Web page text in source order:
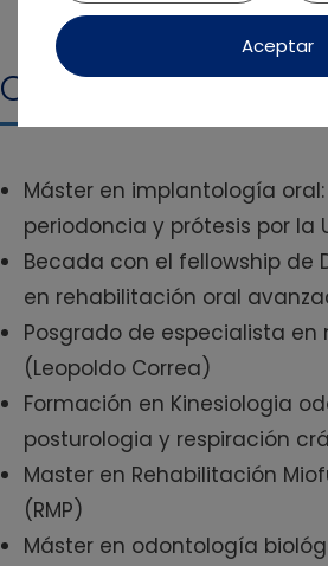
Currículum
Máster en implantología
periodoncia y prótesis por la
Becada con el fellowship de
en rehabilitación oral
Posgrado de especialista
(Leopoldo Correa)
Formación en Kinesiologia
posturologia y respiración
Master en Rehabilitación
(RMP)
Máster en odontología
Aceptar